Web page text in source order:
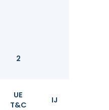
2
UE
T&C
IJ